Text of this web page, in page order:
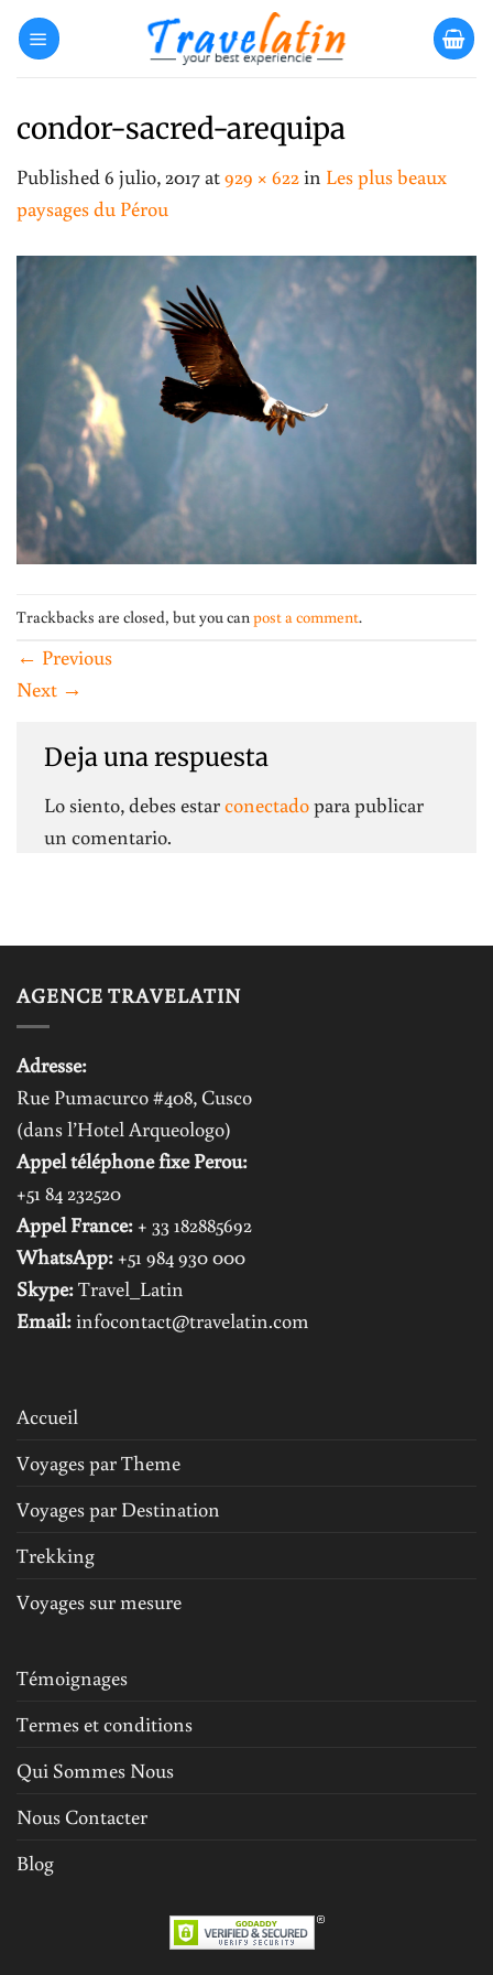
Skip
condor-sacred-arequipa
Published6 julio, 2017at929 × 622in Les plus beaux
paysages du Pérou
Trackbacks are closed, but you canpost a comment.
← Previous
Next →
Deja una respuesta
Lo siento, debes estarconectadopara publicar
un comentario.
AGENCE TRAVELATIN
Adresse:
Rue Pumacurco #408, Cusco
(dans l’Hotel Arqueologo)
Appel téléphone fixe Perou:
+51 84 232520
Appel France: + 33 182885692
WhatsApp: +51 984 930 000
Skype:Travel_Latin
Email:infocontact@travelatin.com
Accueil
Voyages par Theme
Voyages par Destination
Trekking
Voyages sur mesure
Témoignages
Termes et conditions
Qui Sommes Nous
Nous Contacter
Blog